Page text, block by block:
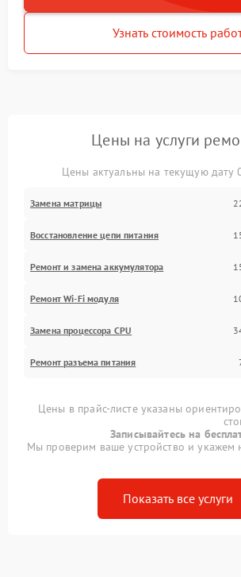
Узнать стоимость
Цены на услуги
Цены актуальны на текущую дату
Замена матрицы
Восстановление цепи питания
Ремонт и замена аккумулятора
Ремонт Wi-Fi модуля
Замена процессора CPU
Ремонт разъема питания
Цены в прайс-листе указаны
Записывайтесь на
Мы проверим ваше устройство и укажем
Показать все услуги